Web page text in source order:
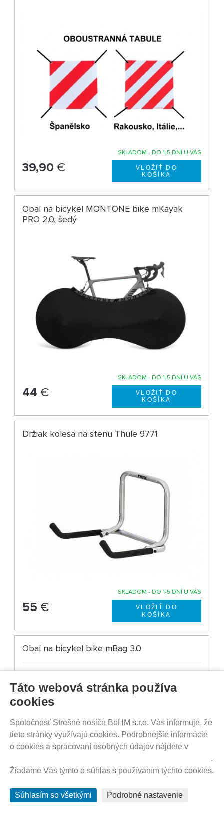
SKLADOM - DO 1-5 DNÍ U VÁS
39,90 €
Obal na bicykel MONTONE bike mKayak
PRO 2.0, šedý
SKLADOM - DO 1-5 DNÍ U VÁS
44 €
Držiak kolesa na stenu Thule 9771
SKLADOM - DO 1-5 DNÍ U VÁS
55 €
Obal na bicykel bike mBag 3.0
Táto webová stránka používa
cookies
Spoločnosť Strešné nosiče BöHM s.r.o. Vás informuje, že
tieto stránky využívajú cookies. Podrobnejšie informácie
o cookies a spracovaní osobných údajov nájdete v
.
Žiadame Vás týmto o súhlas s používaním týchto cookies.
Súhlasím so všetkými Podrobné nastavenie